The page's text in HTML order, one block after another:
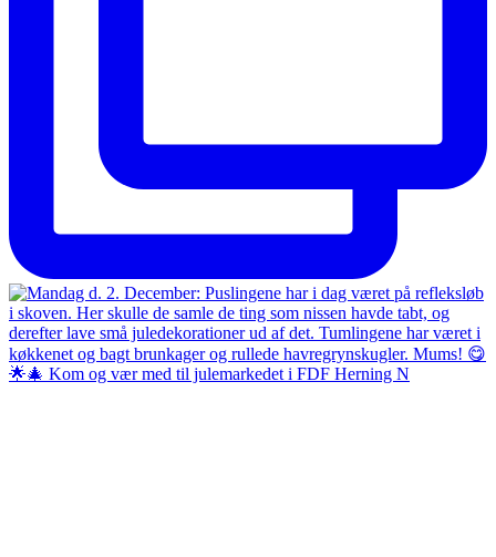
🌟🎄 Kom og vær med til julemarkedet i FDF Herning N